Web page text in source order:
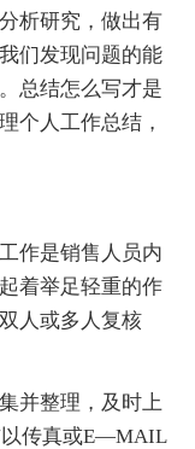
析研究，做出有
们发现问题的能
总结怎么写才是
个人工作总结，
作是销售人员内
着举足轻重的作
人或多人复核
并整理，及时上
以传真或E—MAIL